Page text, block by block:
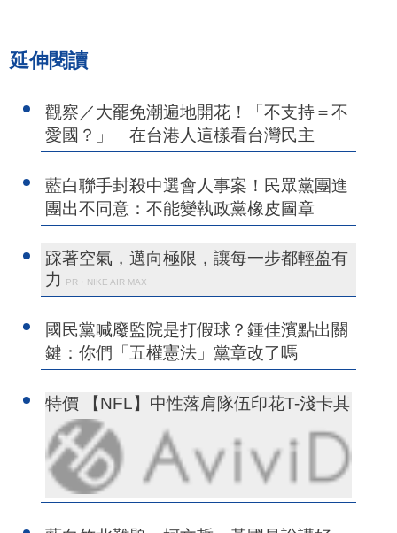
延伸閱讀
觀察／大罷免潮遍地開花！「不支持＝不
愛國？」 在台港人這樣看台灣民主
藍白聯手封殺中選會人事案！民眾黨團進
團出不同意：不能變執政黨橡皮圖章
踩著空氣，邁向極限，讓每一步都輕盈有
力
PR・NIKE AIR MAX
國民黨喊廢監院是打假球？鍾佳濱點出關
鍵：你們「五權憲法」黨章改了嗎
特價 【NFL】中性落肩隊伍印花T-淺卡其